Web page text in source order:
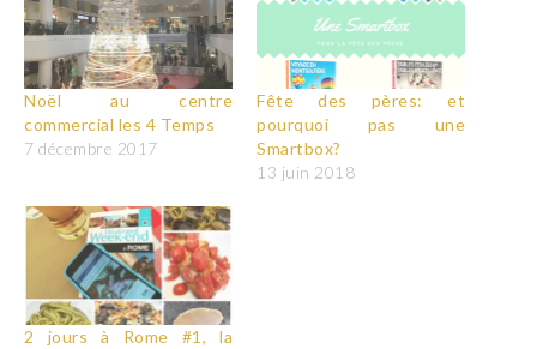
Noël au centre
commercial les 4 Temps
7 décembre 2017
Fête des pères: et
pourquoi pas une
Smartbox?
13 juin 2018
2 jours à Rome #1, la